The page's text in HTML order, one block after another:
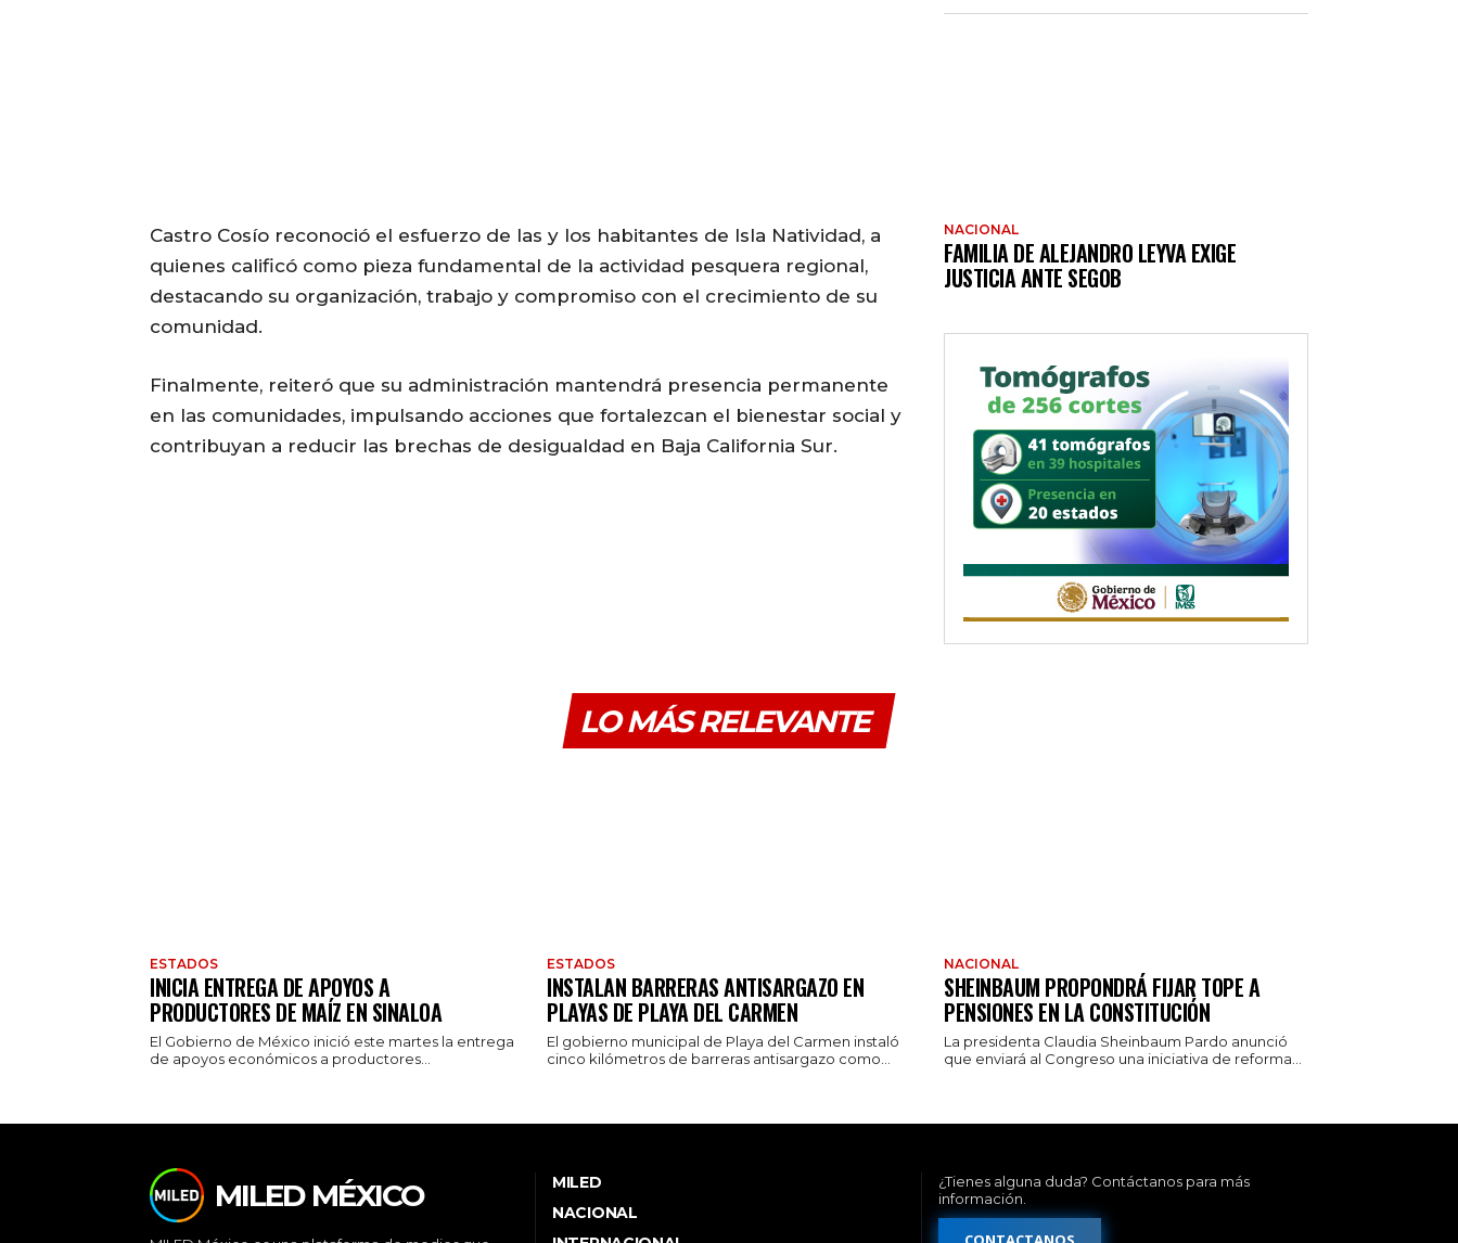
Castro Cosío reconoció el esfuerzo de las y los habitantes de Isla Natividad, a
quienes calificó como pieza fundamental de la actividad pesquera regional,
destacando su organización, trabajo y compromiso con el crecimiento de su
comunidad.
Finalmente, reiteró que su administración mantendrá presencia permanente
en las comunidades, impulsando acciones que fortalezcan el bienestar social y
contribuyan a reducir las brechas de desigualdad en Baja California Sur.
NACIONAL
FAMILIA DE ALEJANDRO LEYVA EXIGE
JUSTICIA ANTE SEGOB
LO MÁS RELEVANTE
ESTADOS
INICIA ENTREGA DE APOYOS A
PRODUCTORES DE MAÍZ EN SINALOA
El Gobierno de México inició este martes la entrega
de apoyos económicos a productores...
ESTADOS
INSTALAN BARRERAS ANTISARGAZO EN
PLAYAS DE PLAYA DEL CARMEN
El gobierno municipal de Playa del Carmen instaló
cinco kilómetros de barreras antisargazo como...
NACIONAL
SHEINBAUM PROPONDRÁ FIJAR TOPE A
PENSIONES EN LA CONSTITUCIÓN
La presidenta Claudia Sheinbaum Pardo anunció
que enviará al Congreso una iniciativa de reforma...
MILED MÉXICO
MILED
NACIONAL
¿Tienes alguna duda? Contáctanos para más
información.